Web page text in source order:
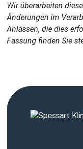
Wir überarbeiten
Änderungen im
Anlässen, die dies
Fassung finden Sie